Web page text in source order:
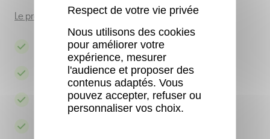
Le programme comprend notamment:
Une isolation renforcée
De nouvelles menuiseries et chaudières
L’installation de VMC collectives
Respect de votre vie privée
Nous utilisons des cookies
pour améliorer votre
expérience, mesurer
l'audience et proposer des
contenus adaptés. Vous
pouvez accepter, refuser ou
personnaliser vos choix.